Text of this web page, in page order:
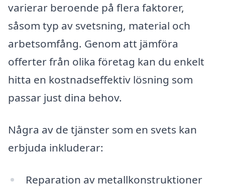
varierar beroende på flera faktorer,
såsom typ av svetsning, material och
arbetsomfång. Genom att jämföra
offerter från olika företag kan du enkelt
hitta en kostnadseffektiv lösning som
passar just dina behov.
Några av de tjänster som en svets kan
erbjuda inkluderar:
Reparation av metallkonstruktioner